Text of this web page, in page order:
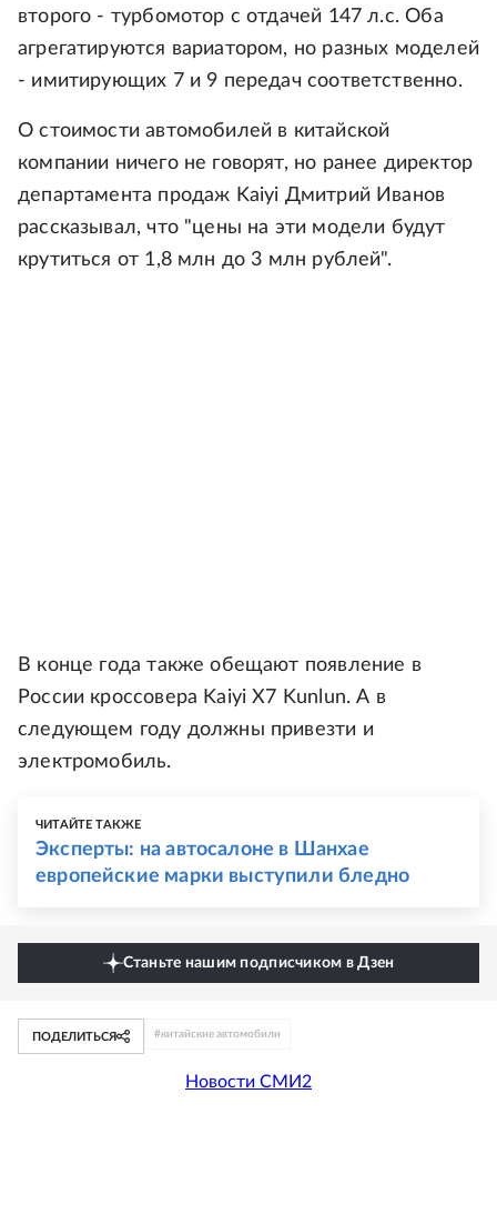
второго - турбомотор с отдачей 147 л.с. Оба
агрегатируются вариатором, но разных моделей
- имитирующих 7 и 9 передач соответственно.
О стоимости автомобилей в китайской
компании ничего не говорят, но ранее директор
департамента продаж Kaiyi Дмитрий Иванов
рассказывал, что "цены на эти модели будут
крутиться от 1,8 млн до 3 млн рублей".
В конце года также обещают появление в
России кроссовера Kaiyi X7 Kunlun. А в
следующем году должны привезти и
электромобиль.
ЧИТАЙТЕ ТАКЖЕ
Эксперты: на автосалоне в Шанхае
европейские марки выступили бледно
Станьте нашим подписчиком в Дзен
ПОДЕЛИТЬСЯ #китайские автомобили
Новости СМИ2